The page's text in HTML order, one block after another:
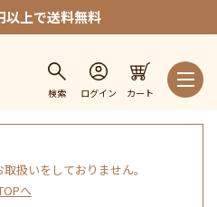
上で送料無料
検索 ログイン カート
扱いをしておりません。
へ